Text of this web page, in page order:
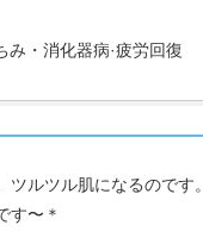
・消化器病·疲労回復
ルツル肌になるのです。
す〜＊